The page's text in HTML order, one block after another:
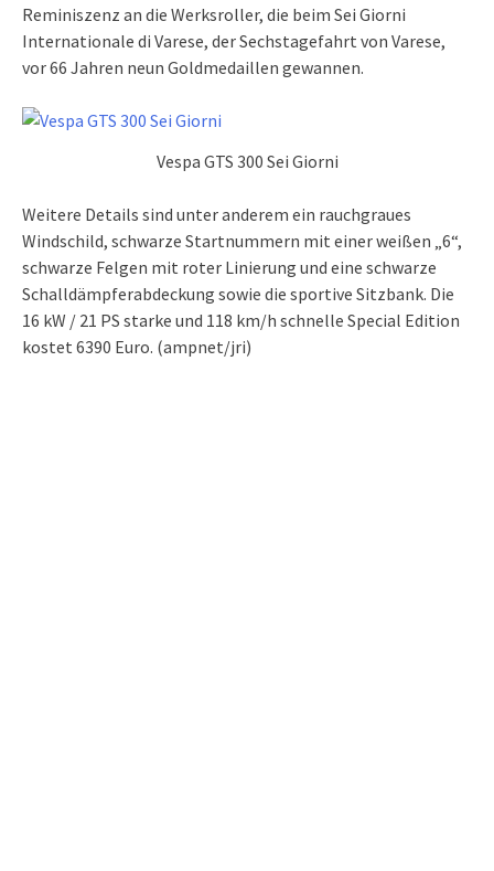
Reminiszenz an die Werksroller, die beim Sei Giorni
Internationale di Varese, der Sechstagefahrt von Varese,
vor 66 Jahren neun Goldmedaillen gewannen.
Vespa GTS 300 Sei Giorni
Weitere Details sind unter anderem ein rauchgraues
Windschild, schwarze Startnummern mit einer weißen „6“,
schwarze Felgen mit roter Linierung und eine schwarze
Schalldämpferabdeckung sowie die sportive Sitzbank. Die
16 kW / 21 PS starke und 118 km/h schnelle Special Edition
kostet 6390 Euro. (ampnet/jri)